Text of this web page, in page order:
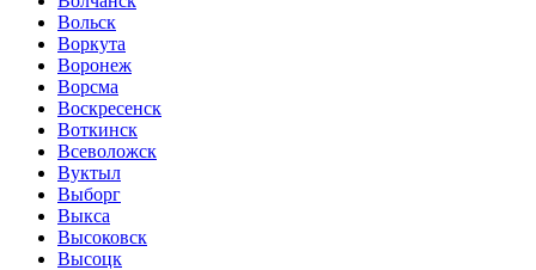
Вольск
Воркута
Воронеж
Ворсма
Воскресенск
Воткинск
Всеволожск
Вуктыл
Выборг
Выкса
Высоковск
Высоцк